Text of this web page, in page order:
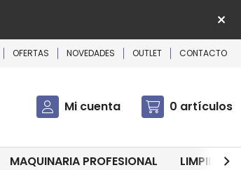
OFERTAS NOVEDADES OUTLET CONTACTO
Mi cuenta 0 artículos
MAQUINARIA PROFESIONAL LIMPIEZA